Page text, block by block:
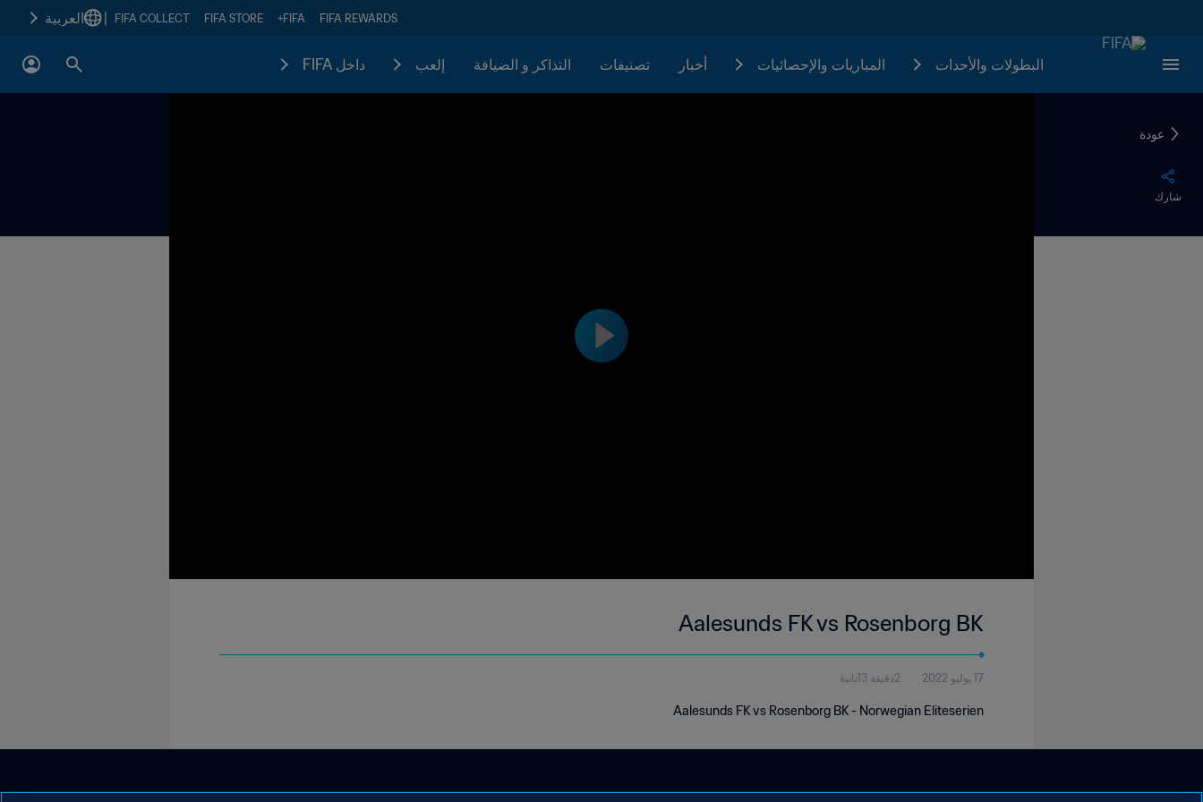
FIFA REWARDS
FIFA+
FIFA STORE
FIFA COLLECT العربية
البطولات والأحدات المباريات والإحصائيات أخبار تصنيفات التذاكر و الضيافة إلعب داخل FIFA
عودة
شارك
Aalesunds FK vs Rosenborg BK
17 يوليو 2022 2دقيقة 13ثانية
Aalesunds FK vs Rosenborg BK - Norwegian Eliteserien